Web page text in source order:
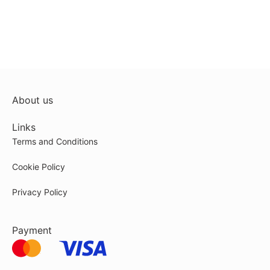
About us
Links
Terms and Conditions
Cookie Policy
Privacy Policy
Payment